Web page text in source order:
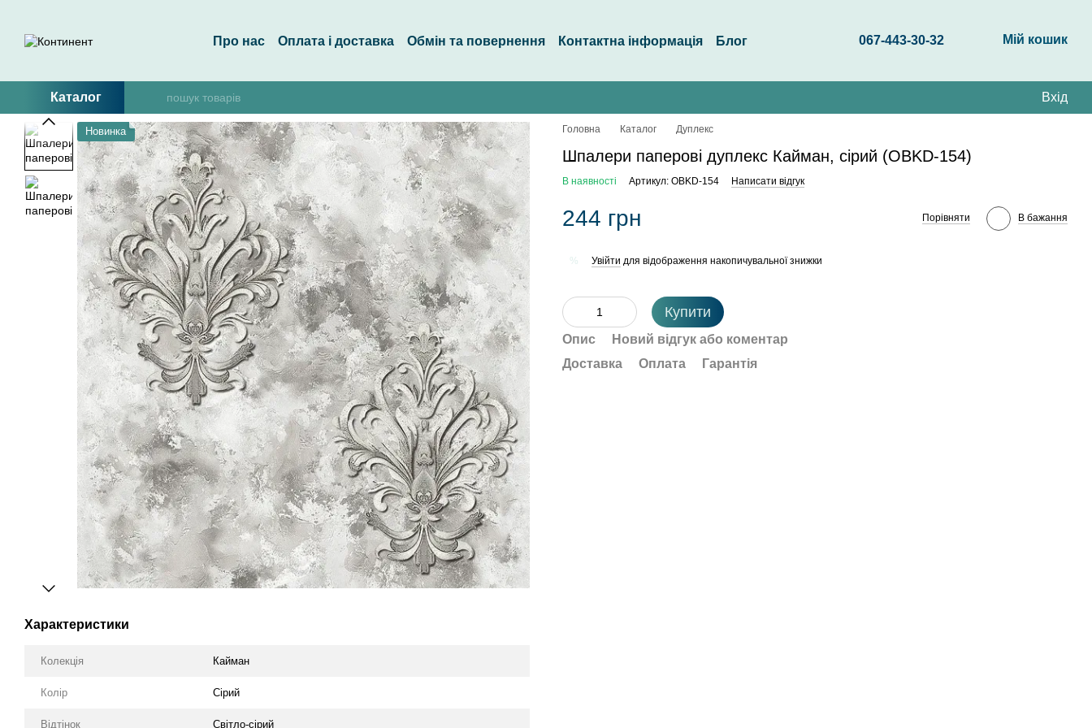
Про нас Оплата і доставка Обмін та повернення Контактна інформація Блог 067-443-30-32 Мій кошик
Каталог Вхід
Новинка
Характеристики
Колекція Кайман
Колір Сірий
Відтінок Світло-сірий
Головна Каталог Дуплекс
Шпалери паперові дуплекс Кайман, сірий (OBKD-154)
В наявності Артикул: OBKD-154 Написати відгук
244 грн Порівняти В бажання
% Увійти для відображення накопичувальної знижки
Купити
Опис
Новий відгук або коментар
Доставка
Оплата Гарантія